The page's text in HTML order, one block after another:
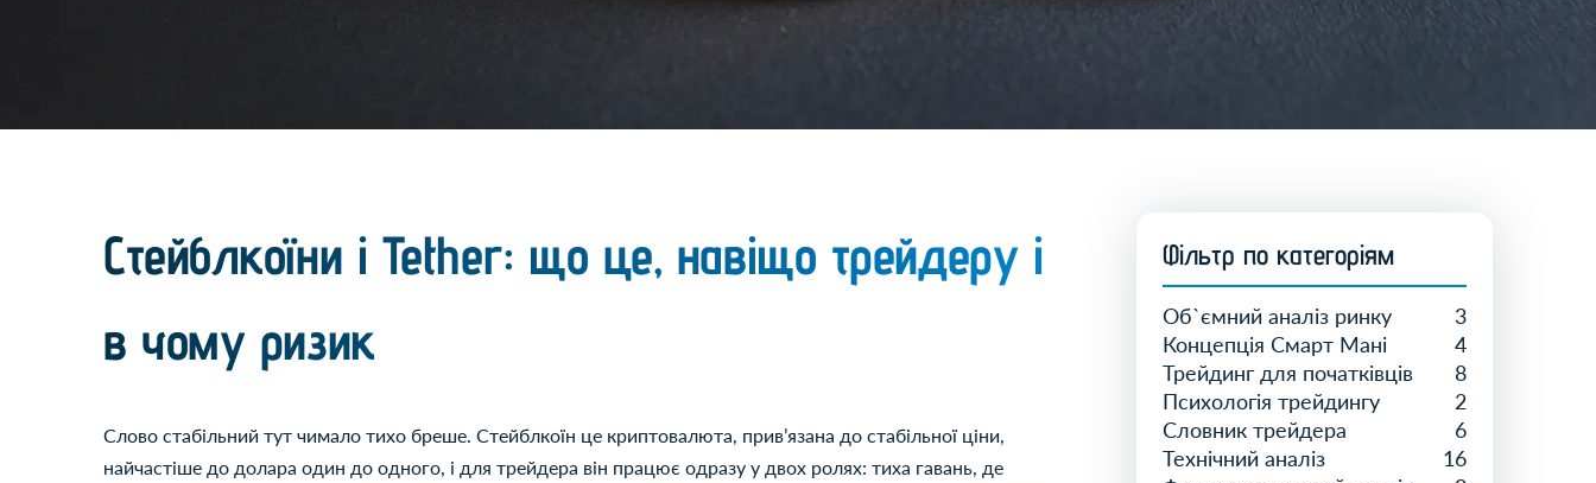
Стейблкоїни і Tether: що це, навіщо трейдеру і
в чому ризик
Слово стабільний тут чимало тихо бреше. Стейблкоїн це криптовалюта, привʼязана до стабільної ціни,
найчастіше до долара один до одного, і для трейдера він працює одразу у двох ролях: тиха гавань, де
Фiльтр по категорiям
Об`ємний аналіз ринку
3
Концепція Смарт Мані
4
Трейдинг для початківців
8
Психологія трейдингу
2
Словник трейдера
6
Технічний аналіз
16